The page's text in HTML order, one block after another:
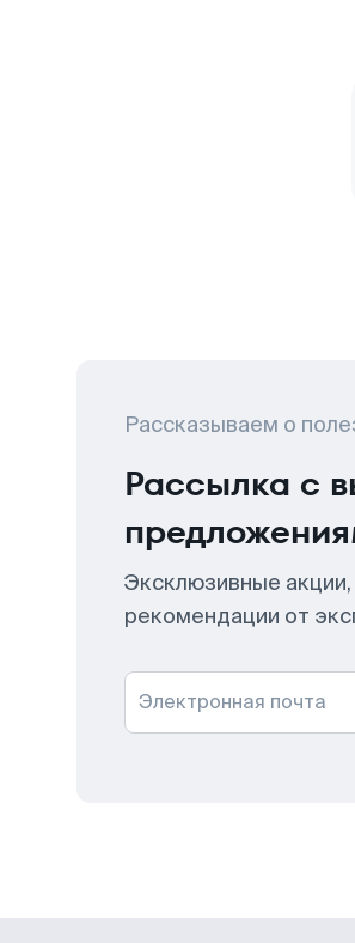
Рассказываем о
Рассылка с
Эксклюзивные
рекомендации от
Электронная почта